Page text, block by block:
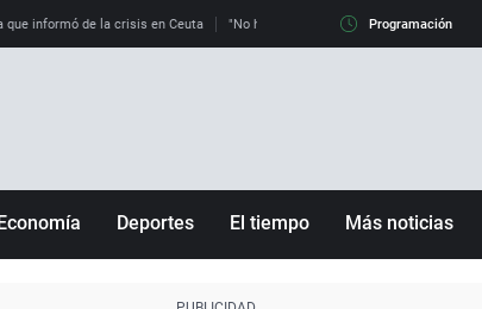
que informó de la crisis en Ceuta "No hay mafias, que no nos engañen":
Programación
Deportes El tiempo Más noticias